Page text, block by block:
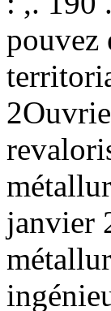
pouvez
janvier